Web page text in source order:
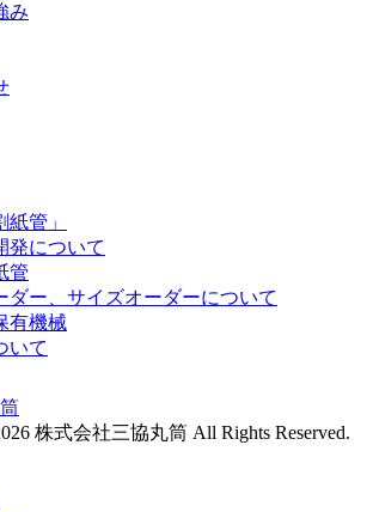
み
管」
発について
管
ダー、サイズオーダーについて
有機械
いて
株式会社三協丸筒 All Rights Reserved.